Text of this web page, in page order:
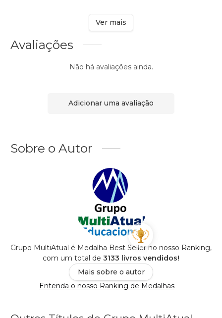
Ver mais
Avaliações
Não há avaliações ainda.
Adicionar uma avaliação
Sobre o Autor
Grupo MultiAtual é Medalha Best Seller no nosso Ranking,
com um total de 3133 livros vendidos!
Mais sobre o autor
Entenda o nosso Ranking de Medalhas